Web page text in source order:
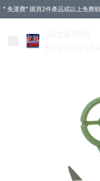
* 免運費* 購買2件產品或以上免費